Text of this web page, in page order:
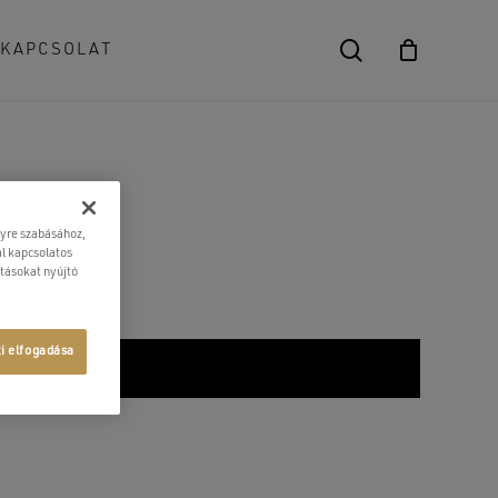
KAPCSOLAT search
szabásához,
kapcsolatos
nyújtó
elfogadása